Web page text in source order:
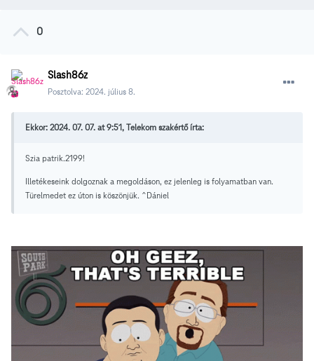
0
Slash86z
Posztolva: 2024. július 8.
Ekkor: 2024. 07. 07. at 9:51, Telekom szakértő írta:
Szia patrik.2199!
Illetékeseink dolgoznak a megoldáson, ez jelenleg is folyamatban van.
Türelmedet ez úton is köszönjük. ^Dániel